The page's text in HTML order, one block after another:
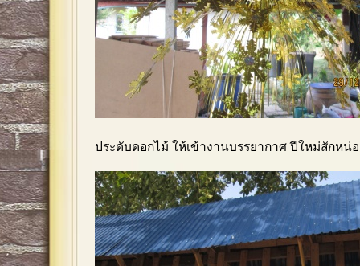
ประดับดอกไม้ ให้เข้างานบรรยากาศ ปีใหม่สักหน่